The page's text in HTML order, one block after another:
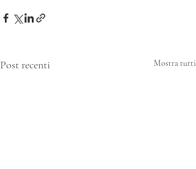
Post recenti Mostra tutti